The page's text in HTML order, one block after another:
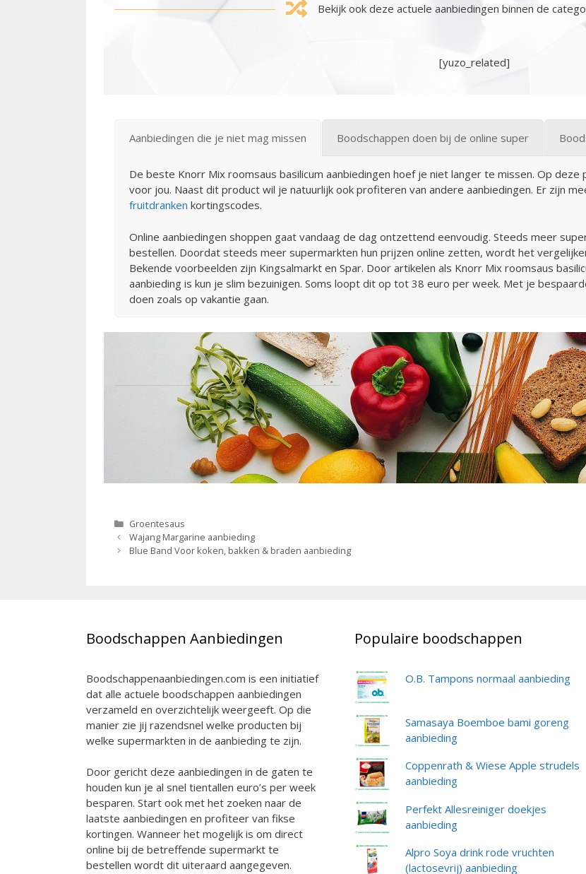
Bekijk ook deze actuele aanbiedingen binnen de
[yuzo_related]
Aanbiedingen die je niet mag missen Boodschappen doen bij de online super
De beste Knorr Mix roomsaus basilicum aanbiedingen hoef je niet langer te missen. Op
voor jou. Naast dit product wil je natuurlijk ook profiteren van andere aanbiedingen. Er zijn
fruitdranken kortingscodes.
Online aanbiedingen shoppen gaat vandaag de dag ontzettend eenvoudig. Steeds meer
bestellen. Doordat steeds meer supermarkten hun prijzen online zetten, wordt het
Bekende voorbeelden zijn Kingsalmarkt en Spar. Door artikelen als Knorr Mix roomsaus
aanbieding is kun je slim bezuinigen. Soms loopt dit op tot 38 euro per week. Met je
doen zoals op vakantie gaan.
Categorieën
Groentesaus
Berichtnavigatie
Wajang Margarine aanbieding
Blue Band Voor koken, bakken & braden aanbieding
Boodschappen Aanbiedingen
Boodschappenaanbiedingen.com is een initiatief
dat alle actuele boodschappen aanbiedingen
verzameld en overzichtelijk weergeeft. Op die
manier zie jij razendsnel welke producten bij
welke supermarkten in de aanbieding te zijn.
Door gericht deze aanbiedingen in de gaten te
houden kun je al snel tientallen euro’s per week
besparen. Start ook met het zoeken naar de
laatste aanbiedingen en profiteer van fikse
kortingen. Wanneer het mogelijk is om direct
online bij de betreffende supermarkt te
bestellen wordt dit uiteraard aangegeven.
Populaire boodschappen
O.B. Tampons normaal aanbieding
Samasaya Boemboe bami goreng
aanbieding
Coppenrath & Wiese Apple strudels
aanbieding
Perfekt Allesreiniger doekjes
aanbieding
Alpro Soya drink rode vruchten
(lactosevrij) aanbieding